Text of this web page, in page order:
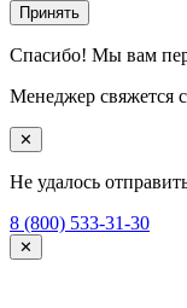
Принять
Спасибо! Мы вам
Менеджер свяжется
✕
Не удалось
8 (800) 533-31-30
✕